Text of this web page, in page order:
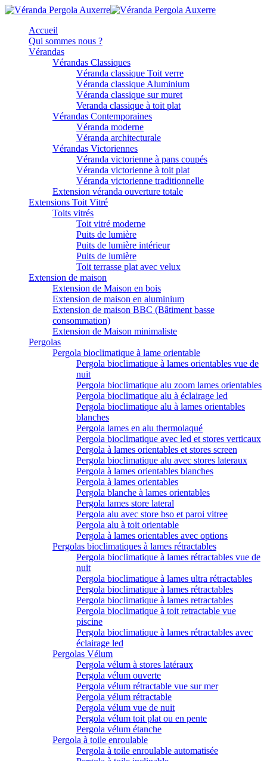
Accueil
Qui sommes nous ?
Vérandas
Vérandas Classiques
Véranda classique Toit verre
Véranda classique Aluminium
Véranda classique sur muret
Veranda classique à toit plat
Vérandas Contemporaines
Véranda moderne
Véranda architecturale
Vérandas Victoriennes
Véranda victorienne à pans coupés
Véranda victorienne à toit plat
Véranda victorienne traditionnelle
Extension véranda ouverture totale
Extensions Toit Vitré
Toits vitrés
Toit vitré moderne
Puits de lumière
Puits de lumière intérieur
Puits de lumière
Toit terrasse plat avec velux
Extension de maison
Extension de Maison en bois
Extension de maison en aluminium
Extension de maison BBC (Bâtiment basse
consommation)
Extension de Maison minimaliste
Pergolas
Pergola bioclimatique à lame orientable
Pergola bioclimatique à lames orientables vue de
nuit
Pergola bioclimatique alu zoom lames orientables
Pergola bioclimatique alu à éclairage led
Pergola bioclimatique alu à lames orientables
blanches
Pergola lames en alu thermolaqué
Pergola bioclimatique avec led et stores verticaux
Pergola à lames orientables et stores screen
Pergola bioclimatique alu avec stores lateraux
Pergola à lames orientables blanches
Pergola à lames orientables
Pergola blanche à lames orientables
Pergola lames store lateral
Pergola alu avec store bso et paroi vitree
Pergola alu à toit orientable
Pergola à lames orientables avec options
Pergolas bioclimatiques à lames rétractables
Pergola bioclimatique à lames rétractables vue de
nuit
Pergola bioclimatique à lames ultra rétractables
Pergola bioclimatique à lames rétractables
Pergola bioclimatique à lames retractables
Pergola bioclimatique à toit retractable vue
piscine
Pergola bioclimatique à lames rétractables avec
éclairage led
Pergolas Vélum
Pergola vélum à stores latéraux
Pergola vélum ouverte
Pergola vélum rétractable vue sur mer
Pergola vélum rétractable
Pergola vélum vue de nuit
Pergola vélum toit plat ou en pente
Pergola vélum étanche
Pergola à toile enroulable
Pergola à toile enroulable automatisée